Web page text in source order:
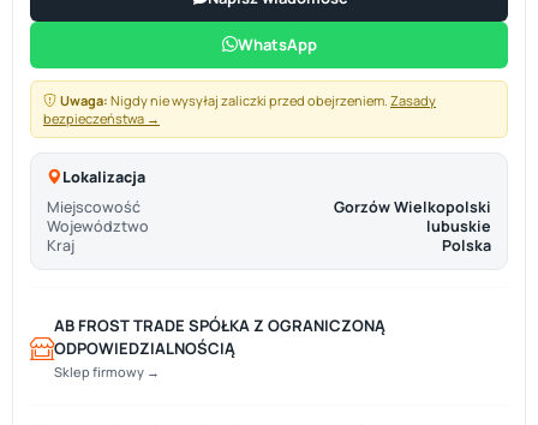
WhatsApp
Uwaga: Nigdy nie wysyłaj zaliczki przed obejrzeniem. Zasady
bezpieczeństwa →
Lokalizacja
Miejscowość
Gorzów Wielkopolski
Województwo
lubuskie
Kraj
Polska
AB FROST TRADE SPÓŁKA Z OGRANICZONĄ
ODPOWIEDZIALNOŚCIĄ
Sklep firmowy →